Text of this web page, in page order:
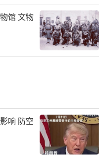
馆 文物
响 防空